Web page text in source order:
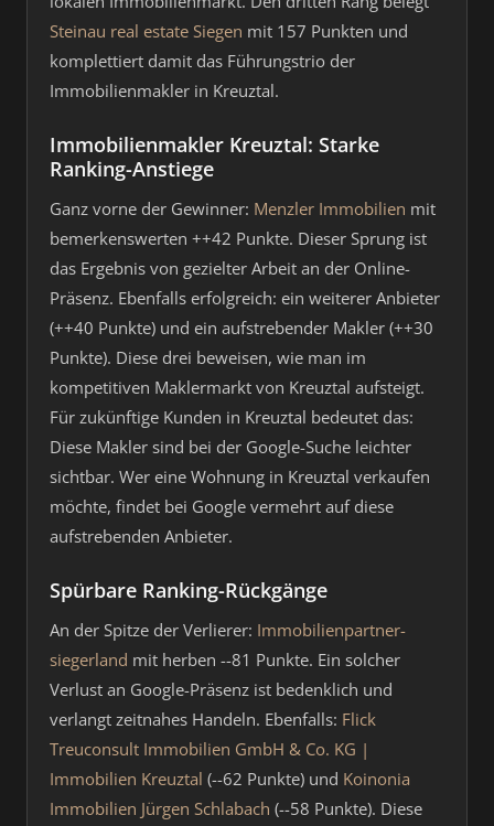
Steinau real estate Siegen mit 157 Punkten und
komplettiert damit das Führungstrio der
Immobilienmakler in Kreuztal.
Immobilienmakler Kreuztal: Starke
Ranking-Anstiege
Ganz vorne der Gewinner: Menzler Immobilien mit
bemerkenswerten ++42 Punkte. Dieser Sprung ist
das Ergebnis von gezielter Arbeit an der Online-
Präsenz. Ebenfalls erfolgreich: ein weiterer Anbieter
(++40 Punkte) und ein aufstrebender Makler (++30
Punkte). Diese drei beweisen, wie man im
kompetitiven Maklermarkt von Kreuztal aufsteigt.
Für zukünftige Kunden in Kreuztal bedeutet das:
Diese Makler sind bei der Google-Suche leichter
sichtbar. Wer eine Wohnung in Kreuztal verkaufen
möchte, findet bei Google vermehrt auf diese
aufstrebenden Anbieter.
Spürbare Ranking-Rückgänge
An der Spitze der Verlierer: Immobilienpartner-
siegerland mit herben --81 Punkte. Ein solcher
Verlust an Google-Präsenz ist bedenklich und
verlangt zeitnahes Handeln. Ebenfalls: Flick
Treuconsult Immobilien GmbH & Co. KG |
Immobilien Kreuztal (--62 Punkte) und Koinonia
Immobilien Jürgen Schlabach (--58 Punkte). Diese